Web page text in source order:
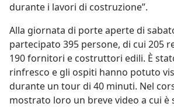
durante i lavori di costruzione”.
Alla giornata di porte aperte di
partecipato 395 persone, di cui 205
190 fornitori e costruttori edili. È
rinfresco e gli ospiti hanno potuto
durante un tour di 40 minuti. Nel
mostrato loro un breve video a cui è